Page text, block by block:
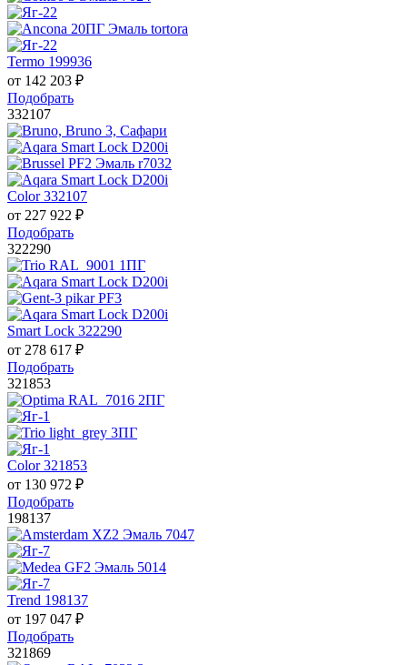
Termo 199936
от 142 203 ₽
Подобрать
332107
Color 332107
от 227 922 ₽
Подобрать
322290
Smart Lock 322290
от 278 617 ₽
Подобрать
321853
Color 321853
от 130 972 ₽
Подобрать
198137
Trend 198137
от 197 047 ₽
Подобрать
321869